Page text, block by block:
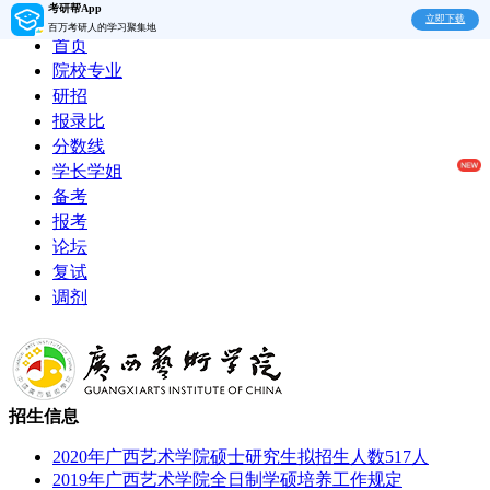
考研帮App
百万考研人的学习聚集地
立即下载
首页
院校专业
研招
报录比
分数线
学长学姐
备考
报考
论坛
复试
调剂
招生信息
2020年广西艺术学院硕士研究生拟招生人数517人
2019年广西艺术学院全日制学硕培养工作规定